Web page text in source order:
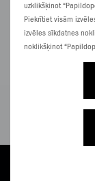
uzklikšķinot
Piekrītiet visām
izvēles sīkdatnes
noklikšķinot